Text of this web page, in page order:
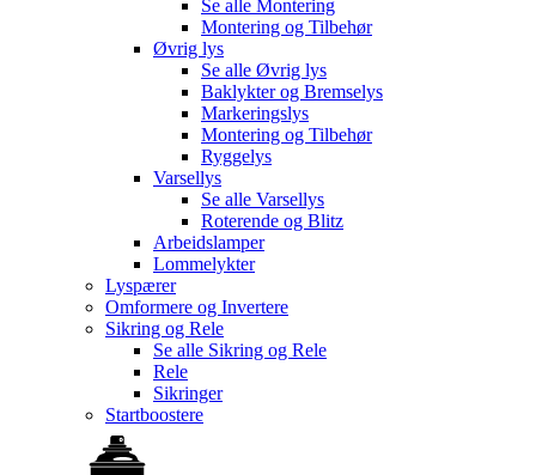
Se alle Montering
Montering og Tilbehør
Øvrig lys
Se alle Øvrig lys
Baklykter og Bremselys
Markeringslys
Montering og Tilbehør
Ryggelys
Varsellys
Se alle Varsellys
Roterende og Blitz
Arbeidslamper
Lommelykter
Lyspærer
Omformere og Invertere
Sikring og Rele
Se alle Sikring og Rele
Rele
Sikringer
Startboostere